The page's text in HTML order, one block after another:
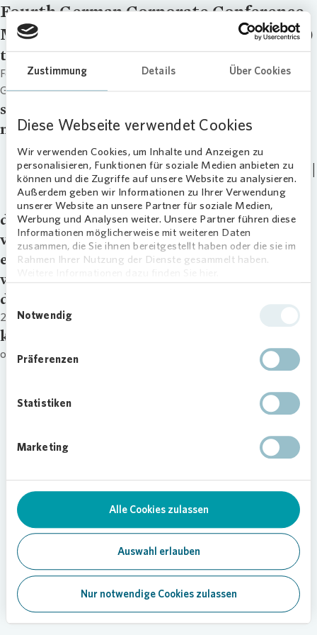
Zustimmung Details Über Cookies
Diese Webseite verwendet Cookies
Wir verwenden Cookies, um Inhalte und Anzeigen zu
personalisieren, Funktionen für soziale Medien anbieten zu
können und die Zugriffe auf unsere Website zu analysieren.
Außerdem geben wir Informationen zu Ihrer Verwendung
unserer Website an unsere Partner für soziale Medien,
Werbung und Analysen weiter. Unsere Partner führen diese
Informationen möglicherweise mit weiteren Daten
zusammen, die Sie ihnen bereitgestellt haben oder die sie im
Rahmen Ihrer Nutzung der Dienste gesammelt haben.
Notwendig
Präferenzen
Statistiken
Marketing
Alle Cookies zulassen
Auswahl erlauben
Nur notwendige Cookies zulassen
Fourth German Corporate Conference,
München (Berenberg & Goldman Sachs)
title
Fourth German Corporate Conference, München (Berenberg &
Goldman Sachs)
signup
master_download
Fourth German Corporate Conference,
München (Berenberg & Goldman Sachs) |
21.09.2015
downloads
video
external_link
webcast
date
21.09.15
kategorie
other